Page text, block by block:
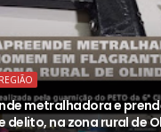
metralhadora e
delito, na zona rural de